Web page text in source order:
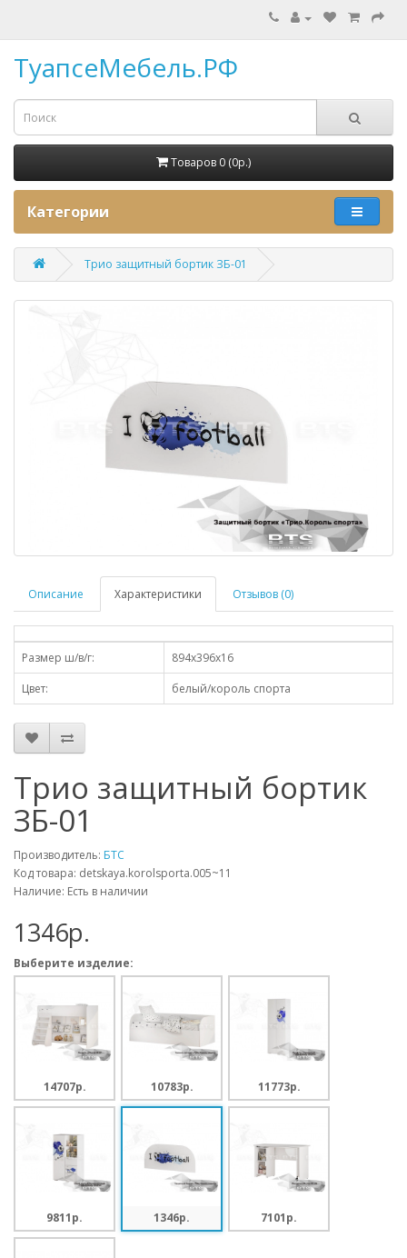
ТуапсеМебель.РФ
Товаров 0 (0p.)
Категории
Трио защитный бортик ЗБ-01
Описание Характеристики Отзывов (0)
Размер ш/в/г:
894х396х16
Цвет:
белый/король спорта
Трио защитный бортик
ЗБ-01
Производитель: БТС
Код товара: detskaya.korolsporta.005~11
Наличие: Есть в наличии
1346p.
Выберите изделие:
14707p. 10783p. 11773p.
9811p. 1346p. 7101p.